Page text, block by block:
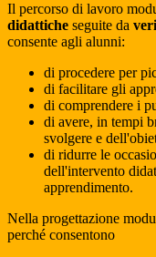
Il percorso di lavoro
didattiche seguite da
consente agli alunni:
di procedere per
di facilitare gli
di comprendere i
di avere, in tempi
svolgere e
di ridurre le
dell'intervento
apprendimento.
Nella progettazione
perché consentono